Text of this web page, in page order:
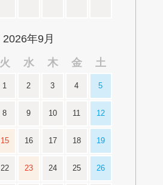
2026年9月
火 水 木 金 土
1 2 3 4 5
8 9 10 11 12
15 16 17 18 19
22 23 24 25 26